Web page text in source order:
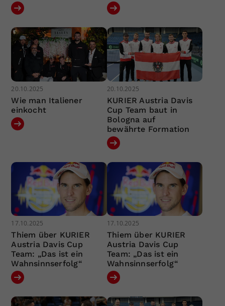
20.10.2025
Wie man Italiener
einkocht
20.10.2025
KURIER Austria Davis
Cup Team baut in
Bologna auf
bewährte Formation
17.10.2025
Thiem über KURIER
Austria Davis Cup
Team: „Das ist ein
Wahnsinnserfolg“
17.10.2025
Thiem über KURIER
Austria Davis Cup
Team: „Das ist ein
Wahnsinnserfolg“